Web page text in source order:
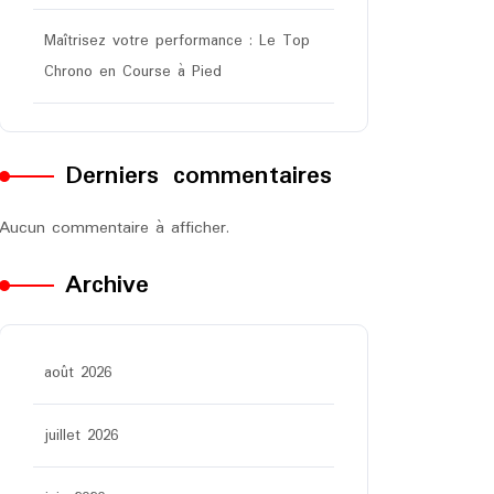
Maîtrisez votre performance : Le Top
Chrono en Course à Pied
Derniers commentaires
Aucun commentaire à afficher.
Archive
août 2026
juillet 2026